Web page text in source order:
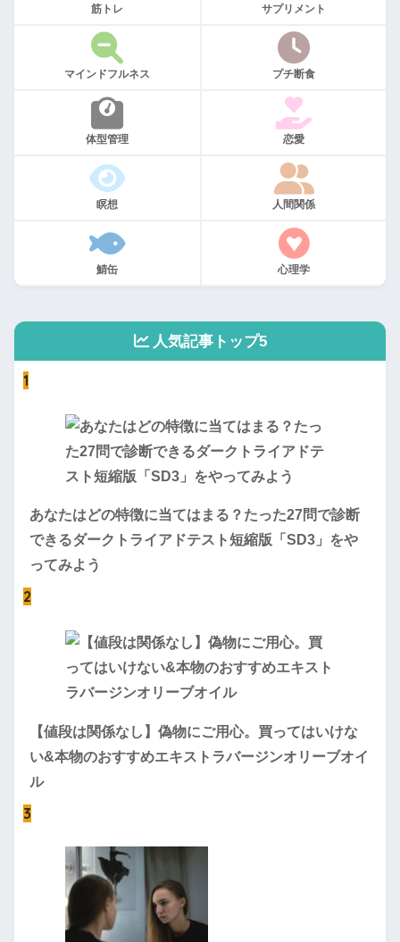
筋トレ サプリメント
マインドフルネス プチ断食
体型管理 恋愛
瞑想 人間関係
鯖缶 心理学
人気記事トップ5
1
あなたはどの特徴に当てはまる？たった27問で診断
できるダークトライアドテスト短縮版「SD3」をや
ってみよう
2
【値段は関係なし】偽物にご用心。買ってはいけな
い&本物のおすすめエキストラバージンオリーブオイ
ル
3